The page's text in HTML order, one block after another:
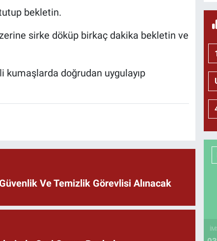
bekletin.
sirke döküp birkaç dakika bekletin ve
kumaşlarda doğrudan uygulayıp
Ve Temizlik Görevlisi Alınacak